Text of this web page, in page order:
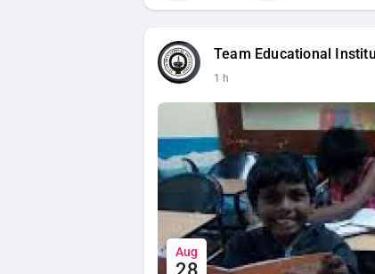
#vlikevn #titanbot
📰 Nguồn: CoinDesk
Team Educational
1 h
Aug